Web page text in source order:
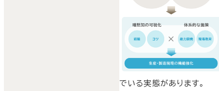
生産性向上と言われる現場
課題を、高齢化する従業員
や離職する若手社員、採用
難による人手不足の中で、
やりくりをしながら取り組
でいる実態があります。